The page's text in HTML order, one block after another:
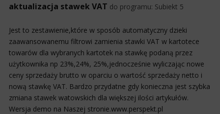
aktualizacja stawek VAT do programu: Subiekt 5
Jest to zestawienie,które w sposób automatyczny dzieki
zaawansowanemu filtrowi zamienia stawki VAT w kartotece
towarów dla wybranych kartotek na stawkę podaną przez
użytkownika np 23%,24%, 25%,jednocześnie wyliczając nowe
ceny sprzedaży brutto w oparciu o wartość sprzedaży netto i
nową stawkę VAT. Bardzo przydatne gdy konieczna jest szybka
zmiana stawek watowskich dla większej ilości artykułów.
Wersja demo na Naszej stronie.www.perspekt.pl